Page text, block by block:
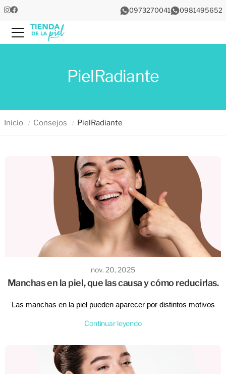
0973270041 0981495652
Menu
PielRadiante
Inicio Consejos PielRadiante
nov. 20, 2025
Manchas en la piel, que las causa y cómo reducirlas.
Las manchas en la piel pueden aparecer por distintos motivos
origen es el primer paso para tratarlas correctamente. Te
piel más uniforme y luminoso.
Continuar leyendo